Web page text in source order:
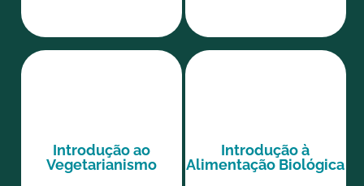
Introdução ao
Vegetarianismo
Introdução à
Alimentação Biológica